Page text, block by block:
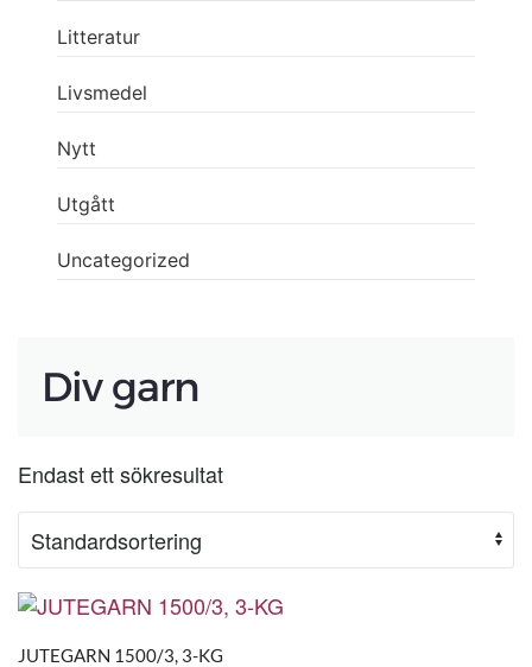
Litteratur
Livsmedel
Nytt
Utgått
Uncategorized
Div garn
Endast ett sökresultat
JUTEGARN 1500/3, 3-KG